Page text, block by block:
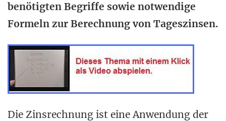
benötigten Begriffe sowie notwendige
Formeln zur Berechnung von Tageszinsen.
Die Zinsrechnung ist eine Anwendung der